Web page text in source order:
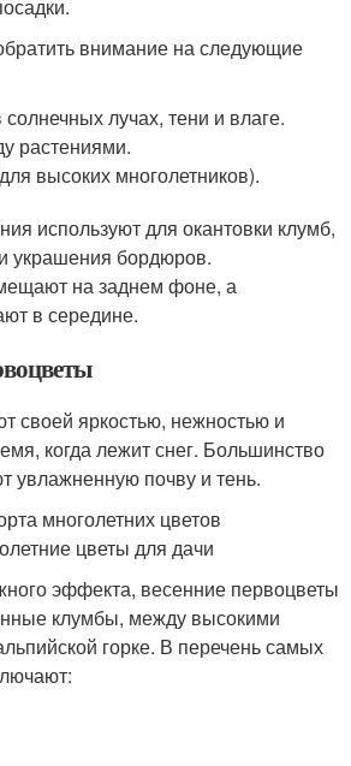
внимание на следующие
лучах, тени и влаге.
растениями.
высоких многолетников).
используют для окантовки клумб,
украшения бордюров.
на заднем фоне, а
в середине.
своей яркостью, нежностью и
когда лежит снег. Большинство
увлажненную почву и тень.
эффекта, весенние первоцветы
клумбы, между высокими
горке. В перечень самых